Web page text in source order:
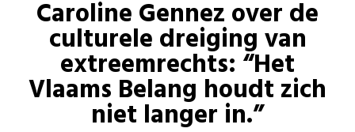
Welzijn
Consumentenbescherming
Pensioenen
Vacatures
Word lid
Mis niets
Zoeken
Login
Login
Doe mee
Caroline Gennez over de
culturele dreiging van
extreemrechts: “Het
Vlaams Belang houdt zich
niet langer in.”